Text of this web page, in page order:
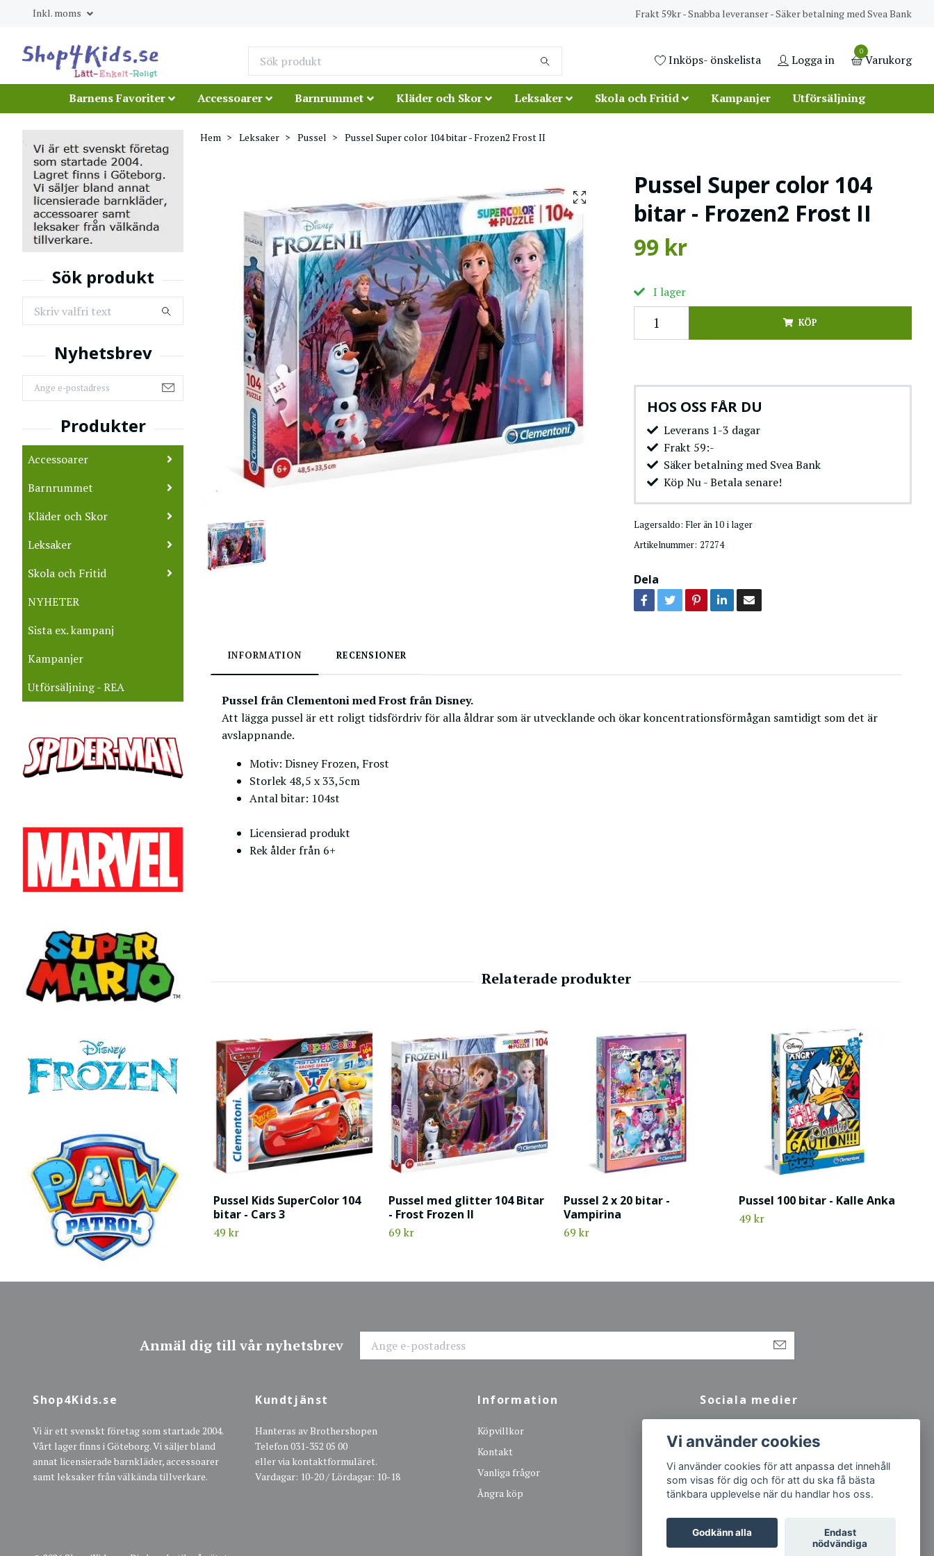
Inkl. moms Frakt 59kr - Snabba leveranser - Säker betalning med Svea Bank
Inköps- önskelista Logga in
0
Varukorg
Barnens Favoriter Accessoarer Barnrummet Kläder och Skor Leksaker Skola och Fritid Kampanjer Utförsäljning
Accessoarer
Barnrummet
Kläder och Skor
Leksaker
Skola och Fritid
NYHETER
Sista ex. kampanj
Kampanjer
Utförsäljning - REA
Hem Leksaker Pussel Pussel Super color 104 bitar - Frozen2 Frost II
Pussel Super color 104
bitar - Frozen2 Frost II
99 kr
I lager
KÖP
HOS OSS FÅR DU
Leverans 1-3 dagar
Frakt 59:-
Säker betalning med Svea Bank
Köp Nu - Betala senare!
Lagersaldo: Fler än 10 i lager
Artikelnummer: 27274
Dela
INFORMATION RECENSIONER
Pussel från Clementoni med Frost från Disney.
Att lägga pussel är ett roligt tidsfördriv för alla åldrar som är utvecklande och ökar koncentrationsförmågan samtidigt som det är
avslappnande.
Motiv: Disney Frozen, Frost
Storlek 48,5 x 33,5cm
Antal bitar: 104st
Licensierad produkt
Rek ålder från 6+
Pussel Kids SuperColor 104
bitar - Cars 3
49 kr
Pussel med glitter 104 Bitar
- Frost Frozen II
69 kr
Pussel 2 x 20 bitar -
Vampirina
69 kr
Pussel 100 bitar - Kalle Anka
49 kr
Anmäl dig till vår nyhetsbrev
Shop4Kids.se
Vi är ett svenskt företag som startade 2004.
Vårt lager finns i Göteborg. Vi säljer bland
annat licensierade barnkläder, accessoarer
samt leksaker från välkända tillverkare.
Kundtjänst
Hanteras av Brothershopen
Telefon 031-352 05 00
eller via kontaktformuläret.
Vardagar: 10-20 / Lördagar: 10-18
Information
Köpvillkor
Kontakt
Vanliga frågor
Ångra köp
Sociala medier
Vi använder cookies
Vi använder cookies för att anpassa det innehåll
som visas för dig och för att du ska få bästa
tänkbara upplevelse när du handlar hos oss.
Godkänn alla
Endast
nödvändiga